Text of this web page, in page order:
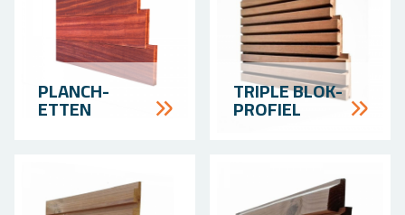
PLANCH­
ETTEN
TRI­PLE BLOK­
PROFIEL